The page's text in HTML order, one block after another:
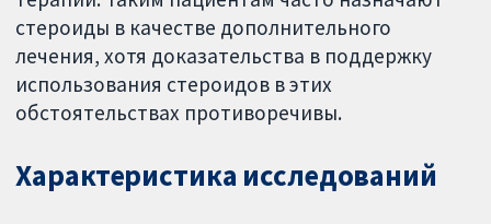
стероиды в качестве дополнительного
лечения, хотя доказательства в поддержку
использования стероидов в этих
обстоятельствах противоречивы.
Характеристика исследований